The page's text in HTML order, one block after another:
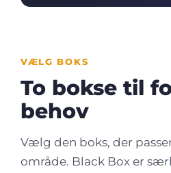
VÆLG BOKS
To bokse til
behov
Vælg den boks, der
område. Black Box er